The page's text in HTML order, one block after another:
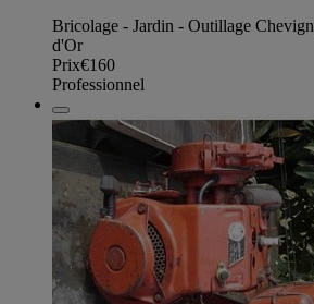
Bricolage - Jardin - Outillage
d'Or
Prix€160
Professionnel